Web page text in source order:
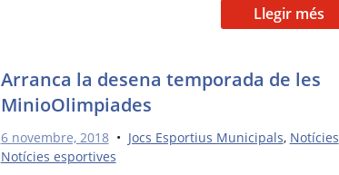
Llegir més
Arranca la desena temporada de les
MinioOlimpiades
6 novembre, 2018• Jocs Esportius Municipals, Notícies
Notícies esportives